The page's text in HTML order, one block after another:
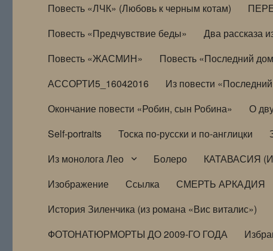
Повесть «ЛЧК» (Любовь к черным котам)
Повесть «Предчувствие беды»
Два рассказа
Повесть «ЖАСМИН»
Повесть «Последний
АССОРТИ5_16042016
Из повести
Окончание повести «Робин, сын Робина»
О
Self-portraits
Тоска по-русски и по-англицки
Из монолога Лео
Болеро КАТАВАСИЯ
Изображение
Ссылка СМЕРТЬ АРКАДИЯ
История Зиленчика (из романа «Вис виталис»)
ФОТОНАТЮРМОРТЫ ДО 2009-ГО ГОДА